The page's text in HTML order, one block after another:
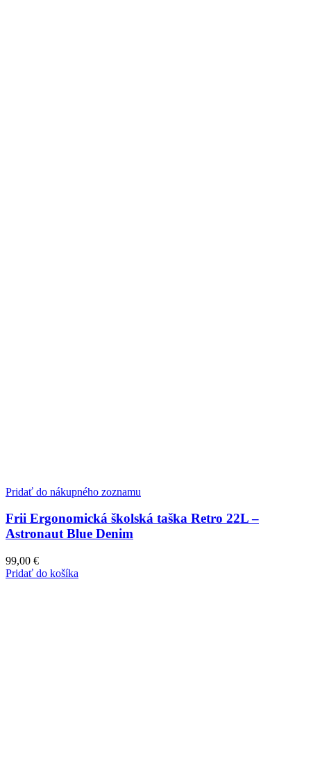
Pridať do nákupného zoznamu
Frii Ergonomická školská taška Retro 22L –
Astronaut Blue Denim
99,00 €
Pridať do košíka